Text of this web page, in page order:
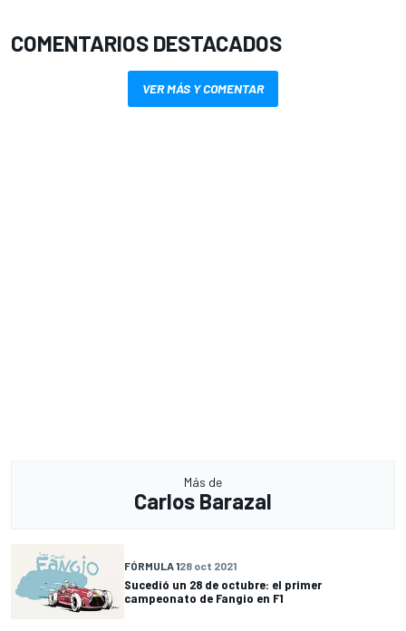
COMENTARIOS DESTACADOS
VER MÁS Y COMENTAR
Más de
Carlos Barazal
FÓRMULA 128 oct 2021
Sucedió un 28 de octubre: el primer
campeonato de Fangio en F1